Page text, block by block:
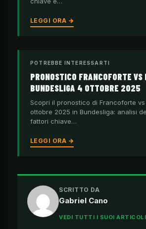
LEGGI ORA →
POTREBBE INTERESSARTI
PRONOSTICO FRANCOFORTE VS
BUNDESLIGA 4 OTTOBRE 2025
Scopri il pronostico di Francoforte
ottobre 2025 in Bundesliga: analisi
fattori chiave…
LEGGI ORA →
SCRITTO DA
Gabriel Cano
VEDI TUTTI I SUOI